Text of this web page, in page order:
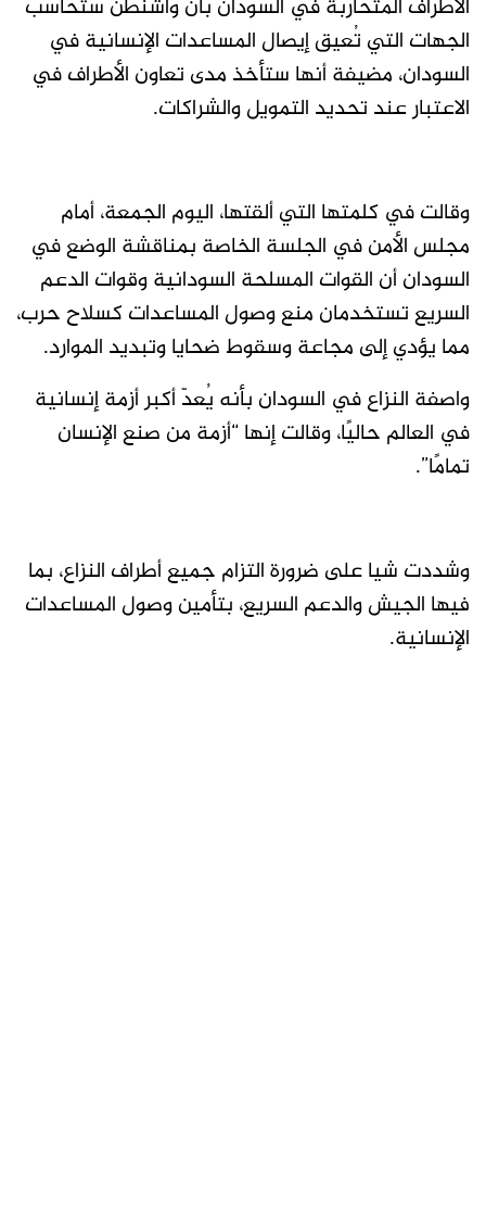
الأطراف المتحاربة في السودان بأن واشنطن ستُحاسب
الجهات التي تُعيق إيصال المساعدات الإنسانية في
السودان، مضيفة أنها ستأخذ مدى تعاون الأطراف في
الاعتبار عند تحديد التمويل والشراكات.
وقالت في كلمتها التي ألقتها، اليوم الجمعة، أمام
مجلس الأمن في الجلسة الخاصة بمناقشة الوضع في
السودان أن القوات المسلحة السودانية وقوات الدعم
السريع تستخدمان منع وصول المساعدات كسلاح حرب،
مما يؤدي إلى مجاعة وسقوط ضحايا وتبديد الموارد.
واصفة النزاع في السودان بأنه يُعدّ أكبر أزمة إنسانية
في العالم حاليًا، وقالت إنها “أزمة من صنع الإنسان
تمامًا”.
وشددت شيا على ضرورة التزام جميع أطراف النزاع، بما
فيها الجيش والدعم السريع، بتأمين وصول المساعدات
الإنسانية.